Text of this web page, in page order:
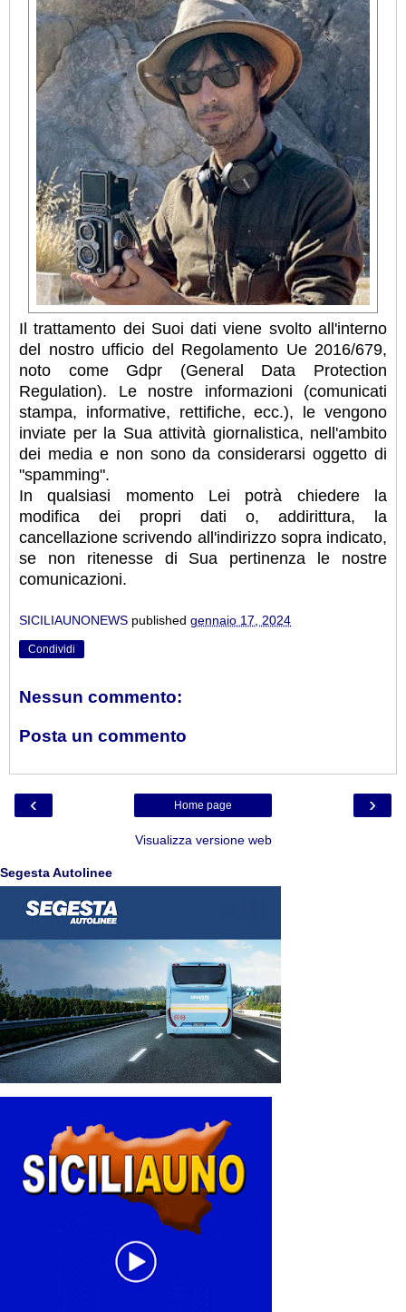
Il trattamento dei Suoi dati viene svolto all'interno
del nostro ufficio del Regolamento Ue 2016/679,
noto come Gdpr (General Data Protection
Regulation). Le nostre informazioni (comunicati
stampa, informative, rettifiche, ecc.), le vengono
inviate per la Sua attività giornalistica, nell'ambito
dei media e non sono da considerarsi oggetto di
"spamming".
In qualsiasi momento Lei potrà chiedere la
modifica dei propri dati o, addirittura, la
cancellazione scrivendo all'indirizzo sopra indicato,
se non ritenesse di Sua pertinenza le nostre
comunicazioni.
SICILIAUNONEWS published gennaio 17, 2024
Condividi
Nessun commento:
Posta un commento
‹ ›
Home page
Visualizza versione web
Segesta Autolinee